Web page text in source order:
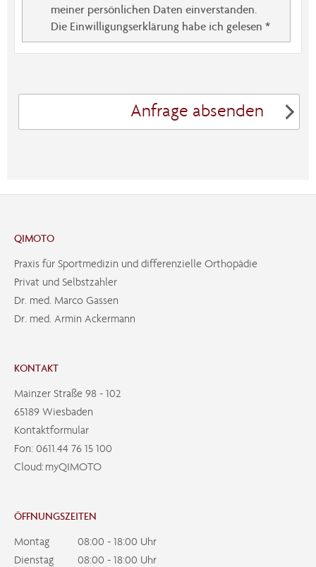
meiner persönlichen Daten einverstanden.
Die Einwilligungserklärung habe ich gelesen *
Anfrage absenden
QIMOTO
Praxis für Sportmedizin und differenzielle Orthopädie
Privat und Selbstzahler
Dr. med. Marco Gassen
Dr. med. Armin Ackermann
KONTAKT
Mainzer Straße 98 - 102
65189 Wiesbaden
Kontaktformular
Fon: 0611.44 76 15 100
Cloud: myQIMOTO
ÖFFNUNGSZEITEN
Montag
08:00 - 18:00 Uhr
Dienstag
08:00 - 18:00 Uhr